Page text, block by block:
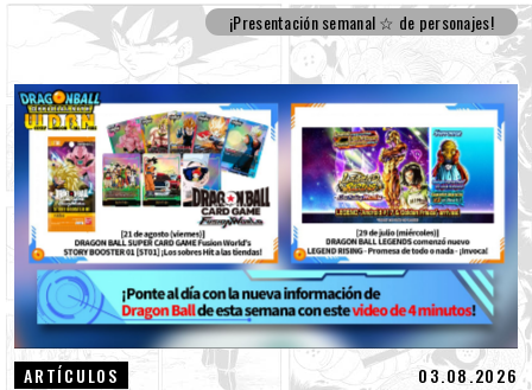
¡Presentación semanal ☆ de personajes!
ARTÍCULOS 03.08.2026